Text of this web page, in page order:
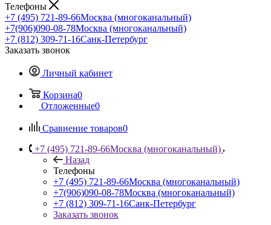
Телефоны
+7 (495) 721-89-66Москва (многоканальный)
+7(906)090-08-78Москва (многоканальный)
+7 (812) 309-71-16Санк-Петербург
Заказать звонок
Личный кабинет
Корзина0
Отложенные0
Сравнение товаров0
+7 (495) 721-89-66Москва (многоканальный)
Назад
Телефоны
+7 (495) 721-89-66Москва (многоканальный)
+7(906)090-08-78Москва (многоканальный)
+7 (812) 309-71-16Санк-Петербург
Заказать звонок